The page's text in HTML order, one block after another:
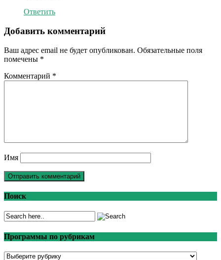
Ответить
Добавить комментарий
Ваш адрес email не будет опубликован. Обязательные поля
помечены *
Комментарий *
Имя
Поиск
Программы по рубрикам
Программы